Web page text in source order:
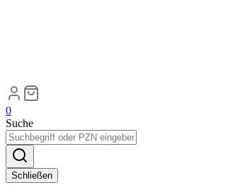
0
Suche
Schließen